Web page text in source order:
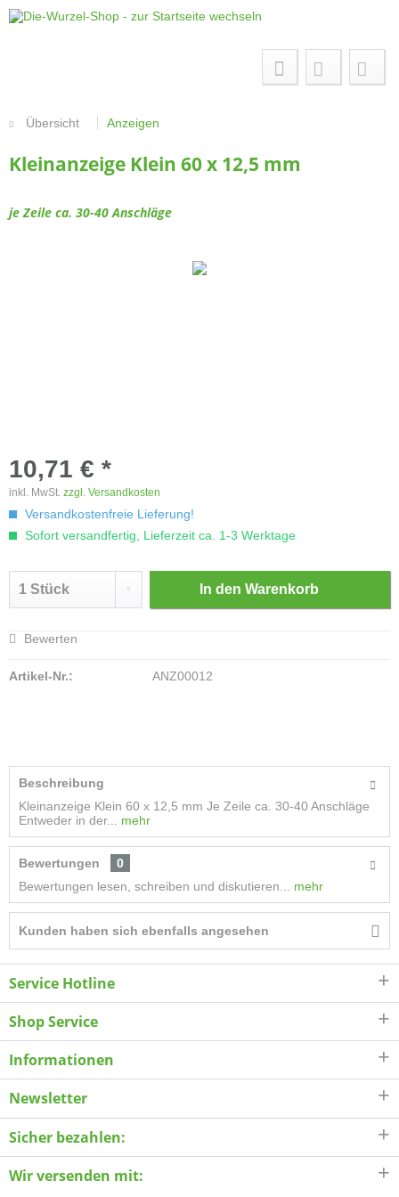
Übersicht Anzeigen
Kleinanzeige Klein 60 x 12,5 mm
je Zeile ca. 30-40 Anschläge
10,71 € *
inkl. MwSt. zzgl. Versandkosten
Versandkostenfreie Lieferung!
Sofort versandfertig, Lieferzeit ca. 1-3 Werktage
In den Warenkorb
Bewerten
Artikel-Nr.: ANZ00012
Beschreibung
Kleinanzeige Klein 60 x 12,5 mm Je Zeile ca. 30-40 Anschläge
Entweder in der...
mehr
Bewertungen
0
Bewertungen lesen, schreiben und diskutieren...
mehr
Kunden haben sich ebenfalls angesehen
Service Hotline
Shop Service
Informationen
Newsletter
Sicher bezahlen:
Wir versenden mit: